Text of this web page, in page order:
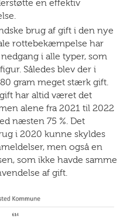
en effektiv
brug af gift i den nye
rottebekæmpelse har
i alle typer, som
Således blev der i
gram meget stærk gift.
har altid været det
alene fra 2021 til 2022
næsten 75 %. Det
i 2020 kunne skyldes
men også en
som ikke havde samme
af gift.